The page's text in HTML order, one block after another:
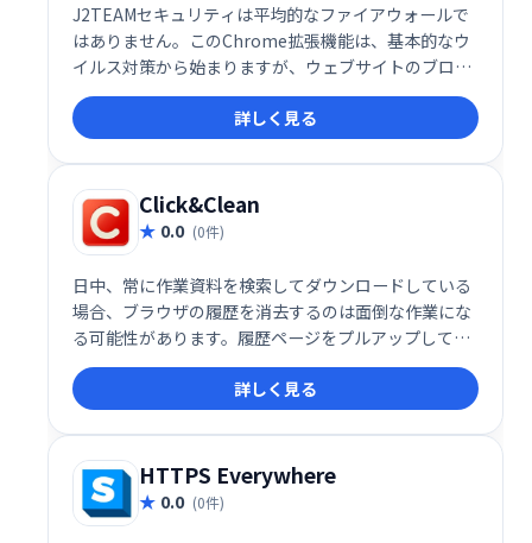
J2TEAMセキュリティは平均的なファイアウォールで
はありません。このChrome拡張機能は、基本的なウ
イルス対策から始まりますが、ウェブサイトのブロッ
クリストをカスタマイズして、Chromeブラウザがブ
ログサイトで「HTTPS」セキュリティタグを使用する
ようにすることもできます。
詳しく見る
Click&Clean
0.0 (0件)
日中、常に作業資料を検索してダウンロードしている
場合、ブラウザの履歴を消去するのは面倒な作業にな
る可能性があります。履歴ページをプルアップして、
キャッシュまたはダウンロードログを手動でクリアし
続ける時間がありません。詳しく見る
HTTPS Everywhere
0.0 (0件)